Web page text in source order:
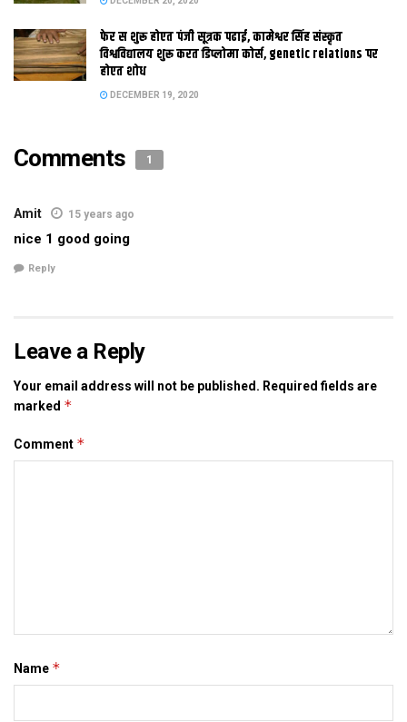
रेलवे स्टेशन- दोनार 3
रेलवे स्टेशन- अललपट्टी 5
रेलवे स्टेशन- बेंता/लहेरियासराय 7
राजकुमारगंज – रेलवे स्टेशन 3
राजकुमारगंज बेंता/ लहेरियासराय 7
राजकुमारगंज – सुरहाचट्टी 14
सिमरी – कादिराबाद 7
सिमरी -बेंता/ल. सराय 15
फेर स शुरू होएत पंजी सूत्रक पढाई, कामेश्वर सिंह संस्कृत
विश्वविद्यालय शुरू करत डिप्लोमा कोर्स, genetic relations पर
होएत शोध
DECEMBER 19, 2020
Comments 1
Amit 15 years ago
nice 1 good going
Reply
Leave a Reply
Your email address will not be published. Required fields are
marked *
Comment *
Name *